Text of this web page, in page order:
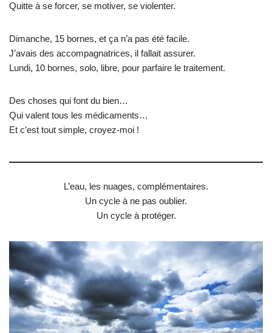
Quitte à se forcer, se motiver, se violenter.
Dimanche, 15 bornes, et ça n’a pas été facile.
J’avais des accompagnatrices, il fallait assurer.
Lundi, 10 bornes, solo, libre, pour parfaire le traitement.
Des choses qui font du bien…
Qui valent tous les médicaments…
Et c’est tout simple, croyez-moi !
L’eau, les nuages, complémentaires.
Un cycle à ne pas oublier.
Un cycle à protéger.